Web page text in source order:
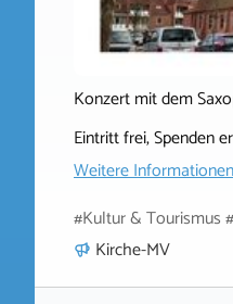
Konzert mit dem
Eintritt frei, Spenden
Weitere
#Kultur & Tourismus
Kirche-MV